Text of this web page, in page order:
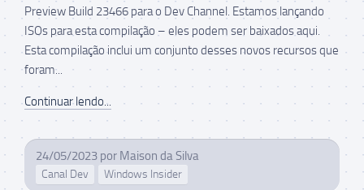
Preview Build 23466 para o Dev Channel. Estamos lançando
ISOs para esta compilação – eles podem ser baixados aqui.
Esta compilação inclui um conjunto desses novos recursos que
foram...
Continuar lendo...
24/05/2023 por Maison da Silva
Canal Dev Windows Insider